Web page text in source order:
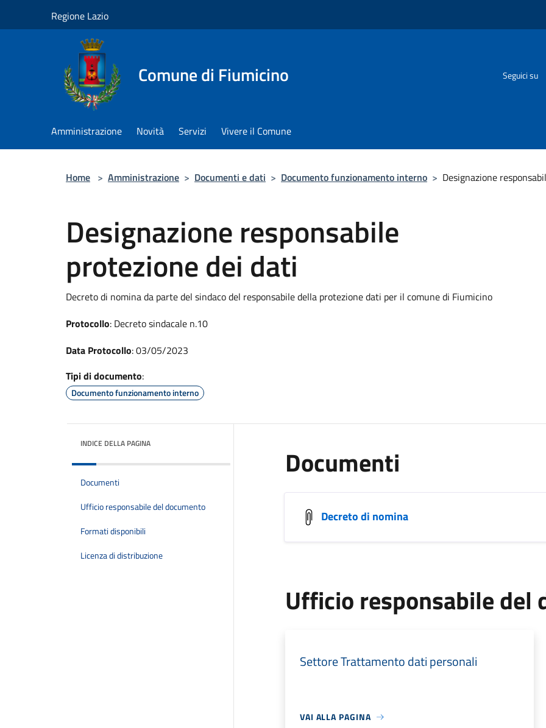
Regione Lazio
Comune di Fiumicino Seguici su
Amministrazione Novità Servizi Vivere il Comune
Home > Amministrazione > Documenti e dati > Documento funzionamento interno > Designazione
Designazione responsabile
protezione dei dati
Decreto di nomina da parte del sindaco del responsabile della protezione dati per il comune di Fiumicino
Protocollo: Decreto sindacale n.10
Data Protocollo: 03/05/2023
Tipi di documento:
Documento funzionamento interno
INDICE DELLA PAGINA
Documenti
Ufficio responsabile del documento
Formati disponibili
Licenza di distribuzione
Documenti
Decreto di nomina
Ufficio responsabile del
Settore Trattamento dati personali
VAI ALLA PAGINA